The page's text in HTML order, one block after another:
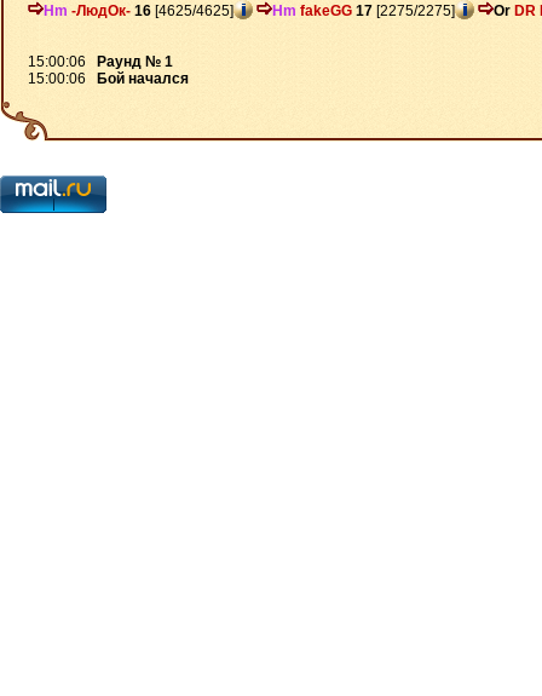
Hm -ЛюдОк- 16 [4625/4625] Hm fakeGG 17 [2275/2275] Or DR
15:00:06
Раунд № 1
15:00:06
Бой начался